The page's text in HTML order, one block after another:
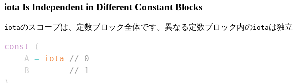
iota Is Independent in Different Constant Blocks
iotaのスコープは、定数ブロック全体です。異なる定数ブロック内のiotaは独
const
(
    A
= iota
// 0
    B
// 1